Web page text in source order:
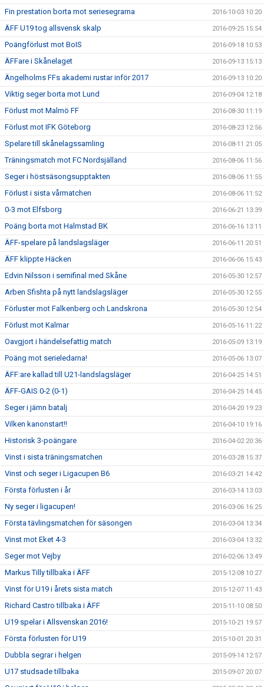
Fin prestation borta mot seriesegrarna 2016-10-03 10:20
ÄFF U19 tog allsvensk skalp 2016-09-25 15:54
Poängförlust mot BoIS 2016-09-18 10:53
ÄFFare i Skånelaget 2016-09-13 15:13
Ängelholms FFs akademi rustar inför 2017 2016-09-13 10:20
Viktig seger borta mot Lund 2016-09-04 12:18
Förlust mot Malmö FF 2016-08-30 11:19
Förlust mot IFK Göteborg 2016-08-23 12:56
Spelare till skånelagssamling 2016-08-11 21:05
Träningsmatch mot FC Nordsjälland 2016-08-06 11:56
Seger i höstsäsongsupptakten 2016-08-06 11:55
Förlust i sista vårmatchen 2016-08-06 11:52
0-3 mot Elfsborg 2016-06-21 13:39
Poäng borta mot Halmstad BK 2016-06-16 13:11
ÄFF-spelare på landslagsläger 2016-06-11 20:51
ÄFF klippte Häcken 2016-06-06 15:43
Edvin Nilsson i semifinal med Skåne 2016-05-30 12:57
Arben Sfishta på nytt landslagsläger 2016-05-30 12:55
Förluster mot Falkenberg och Landskrona 2016-05-30 12:54
Förlust mot Kalmar 2016-05-16 11:22
Oavgjort i händelsefattig match 2016-05-09 13:19
Poäng mot serieledarna! 2016-05-06 13:07
ÄFF:are kallad till U21-landslagsläger 2016-04-25 14:51
ÄFF-GAIS 0-2 (0-1) 2016-04-25 14:45
Seger i jämn batalj 2016-04-20 19:23
Vilken kanonstart!! 2016-04-10 19:16
Historisk 3-poängare 2016-04-02 20:36
Vinst i sista träningsmatchen 2016-03-28 15:37
Vinst och seger i Ligacupen B6 2016-03-21 14:42
Första förlusten i år 2016-03-14 13:03
Ny seger i ligacupen! 2016-03-06 16:25
Första tävlingsmatchen för säsongen 2016-03-04 13:34
Vinst mot Eket 4-3 2016-03-04 13:32
Seger mot Vejby 2016-02-06 13:49
Markus Tilly tillbaka i ÄFF 2015-12-08 10:27
Vinst för U19 i årets sista match 2015-12-07 11:43
Richard Castro tillbaka i ÄFF 2015-11-10 08:50
U19 spelar i Allsvenskan 2016! 2015-10-21 19:57
Första förlusten för U19 2015-10-01 20:31
Dubbla segrar i helgen 2015-09-14 12:57
U17 studsade tillbaka 2015-09-07 20:07